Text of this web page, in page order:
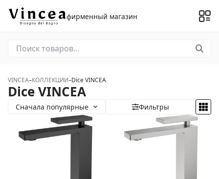
фирменный магазин
VINCEA–КОЛЛЕКЦИИ–Dice VINCEA
Dice VINCEA
Сначала популярные Фильтры